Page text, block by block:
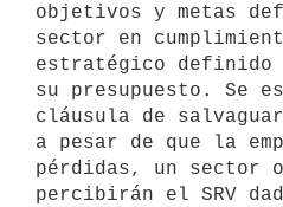
objetivos y metas
sector en
estratégico definido
su presupuesto. Se
cláusula de
a pesar de que la
pérdidas, un sector
percibirán el SRV